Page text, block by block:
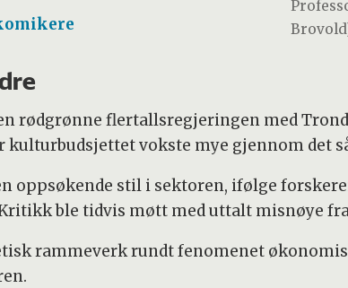
rødgrønne flertallsregjeringen med
kulturbudsjettet vokste mye gjennom det
oppsøkende stil i sektoren, ifølge
ble tidvis møtt med uttalt misnøye
rammeverk rundt fenomenet